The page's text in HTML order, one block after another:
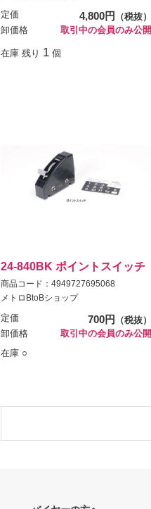
定価 4,800円
（税抜）
卸価格
取引中の会員のみ公開
在庫 残り 1 個
24-840BK ポイントスイッチ
商品コード：4949727695068
メトロBtoBショップ
定価 700円
（税抜）
卸価格
取引中の会員のみ公開
在庫 ○